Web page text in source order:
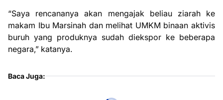
“Saya rencananya akan mengajak beliau ziarah ke
makam Ibu Marsinah dan melihat UMKM binaan aktivis
buruh yang produknya sudah diekspor ke beberapa
negara,” katanya.
Baca Juga: